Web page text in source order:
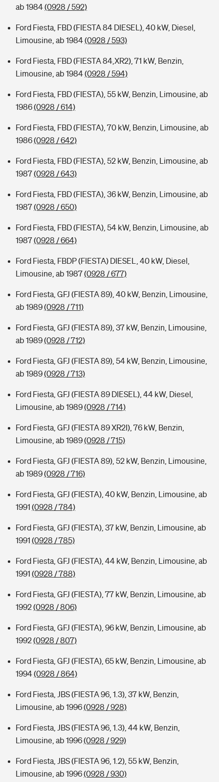
ab 1984(0928 / 592)
Ford Fiesta, FBD (FIESTA 84 DIESEL), 40 kW, Diesel,
Limousine, ab 1984(0928 / 593)
Ford Fiesta, FBD (FIESTA 84,XR2), 71 kW, Benzin,
Limousine, ab 1984(0928 / 594)
Ford Fiesta, FBD (FIESTA), 55 kW, Benzin, Limousine, ab
1986(0928 / 614)
Ford Fiesta, FBD (FIESTA), 70 kW, Benzin, Limousine, ab
1986(0928 / 642)
Ford Fiesta, FBD (FIESTA), 52 kW, Benzin, Limousine, ab
1987(0928 / 643)
Ford Fiesta, FBD (FIESTA), 36 kW, Benzin, Limousine, ab
1987(0928 / 650)
Ford Fiesta, FBD (FIESTA), 54 kW, Benzin, Limousine, ab
1987(0928 / 664)
Ford Fiesta, FBDP (FIESTA) DIESEL, 40 kW, Diesel,
Limousine, ab 1987(0928 / 677)
Ford Fiesta, GFJ (FIESTA 89), 40 kW, Benzin, Limousine,
ab 1989(0928 / 711)
Ford Fiesta, GFJ (FIESTA 89), 37 kW, Benzin, Limousine,
ab 1989(0928 / 712)
Ford Fiesta, GFJ (FIESTA 89), 54 kW, Benzin, Limousine,
ab 1989(0928 / 713)
Ford Fiesta, GFJ (FIESTA 89 DIESEL), 44 kW, Diesel,
Limousine, ab 1989(0928 / 714)
Ford Fiesta, GFJ (FIESTA 89 XR2I), 76 kW, Benzin,
Limousine, ab 1989(0928 / 715)
Ford Fiesta, GFJ (FIESTA 89), 52 kW, Benzin, Limousine,
ab 1989(0928 / 716)
Ford Fiesta, GFJ (FIESTA), 40 kW, Benzin, Limousine, ab
1991 (0928 / 784)
Ford Fiesta, GFJ (FIESTA), 37 kW, Benzin, Limousine, ab
1991 (0928 / 785)
Ford Fiesta, GFJ (FIESTA), 44 kW, Benzin, Limousine, ab
1991 (0928 / 788)
Ford Fiesta, GFJ (FIESTA), 77 kW, Benzin, Limousine, ab
1992(0928 / 806)
Ford Fiesta, GFJ (FIESTA), 96 kW, Benzin, Limousine, ab
1992(0928 / 807)
Ford Fiesta, GFJ (FIESTA), 65 kW, Benzin, Limousine, ab
1994(0928 / 864)
Ford Fiesta, JBS (FIESTA 96, 1.3), 37 kW, Benzin,
Limousine, ab 1996(0928 / 928)
Ford Fiesta, JBS (FIESTA 96, 1.3), 44 kW, Benzin,
Limousine, ab 1996(0928 / 929)
Ford Fiesta, JBS (FIESTA 96, 1.2), 55 kW, Benzin,
Limousine, ab 1996(0928 / 930)